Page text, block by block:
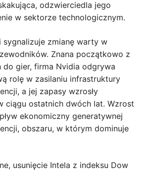
odzwierciedla jego
w sektorze technologicznym.
sygnalizuje zmianę warty w
Znana początkowo z
gier, firma Nvidia odgrywa
rolę w zasilaniu infrastruktury
a jej zapasy wzrosły
ciągu ostatnich dwóch lat. Wzrost
ekonomiczny generatywnej
obszaru, w którym dominuje
usunięcie Intela z indeksu Dow